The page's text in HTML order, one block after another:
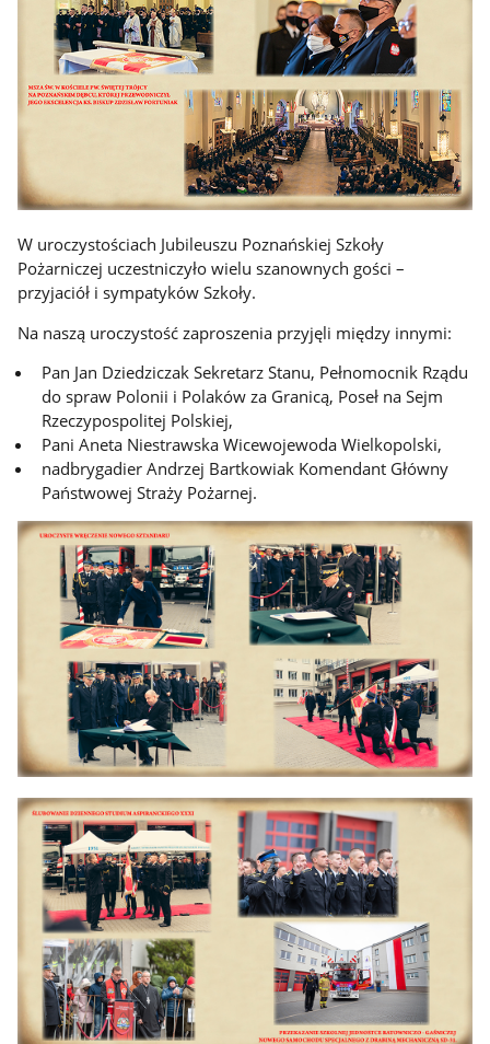
W uroczystościach Jubileuszu Poznańskiej Szkoły
Pożarniczej uczestniczyło wielu szanownych gości –
przyjaciół i sympatyków Szkoły.
Na naszą uroczystość zaproszenia przyjęli między innymi:
Pan Jan Dziedziczak Sekretarz Stanu, Pełnomocnik Rządu
do spraw Polonii i Polaków za Granicą, Poseł na Sejm
Rzeczypospolitej Polskiej,
Pani Aneta Niestrawska Wicewojewoda Wielkopolski,
nadbrygadier Andrzej Bartkowiak Komendant Główny
Państwowej Straży Pożarnej.